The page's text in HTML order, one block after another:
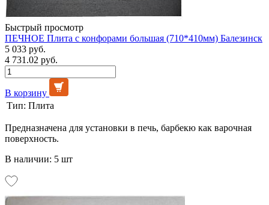
Быстрый просмотр
ПЕЧНОЕ Плита с конфорами большая (710*410мм) Балезинск
5 033 руб.
4 731.02 руб.
В корзину
Тип: Плита
Предназначена для установки в печь, барбекю как варочная
поверхность.
В наличии: 5 шт